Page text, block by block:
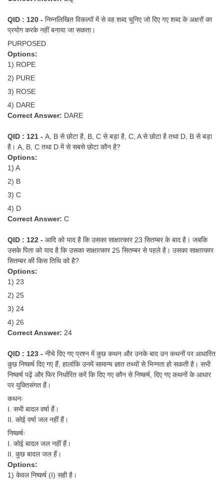
QID : 120 - निम्नलिखित विकल्पों में से वह शब्द चुनिए जो दिए गए शब्द के अक्षरों का
प्रयोग करके नहीं बनाया जा सकता।
PURPOSED
Options:
1) ROPE
2) PURE
3) ROSE
4) DARE
Correct Answer: DARE
QID : 121 - A, B से छोटा है, B, C से बड़ा है, C, A से छोटा है तथा D, B से बड़ा
है। A, B, C तथा D में से सबसे छोटा कौन है?
Options:
1) A
2) B
3) C
4) D
Correct Answer: C
QID : 122 - आदि को याद है कि उसका साक्षात्कार 23 सितम्बर के बाद है। जबकि
उसके पिता को याद है कि उसका साक्षात्कार 25 सितम्बर से पहले है। उसका साक्षात्कार
सितम्बर की किस तिथि को है?
Options:
1) 23
2) 25
3) 24
4) 26
Correct Answer: 24
QID : 123 - नीचे दिए गए प्रश्न में कुछ कथन और उनके बाद उन कथनों पर आधारित
कुछ निष्कर्ष दिए गए हैं, हालांकि उनमें सामान्य ज्ञात तथ्यों से भिन्नता हो सकती है। सभी
निष्कर्ष पढ़ें और फिर निर्धारित करें कि दिए गए कौन से निष्कर्ष, दिए गए कथनों के आधार
पर युक्तिसंगत हैं।
कथनः
I. सभी बादल वर्षा हैं।
II. कोई वर्षा जल नहीं हैं।
निष्कर्षः
I. कोई बादल जल नहीं हैं।
II. कुछ बादल जल हैं।
Options:
1) केवल निष्कर्ष (I) सही है।